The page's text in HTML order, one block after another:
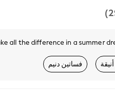
all the difference in a summer
choices. Colours include natural,
lengths with petite, tall,
فساتين دنيم